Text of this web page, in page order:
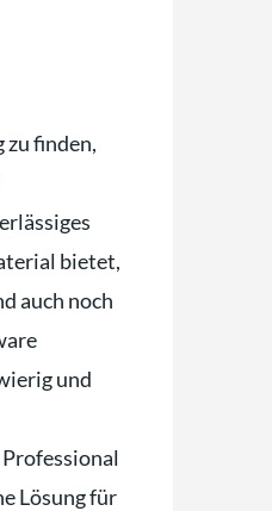
zu finden,
bietet,
auch noch
und
Lösung für